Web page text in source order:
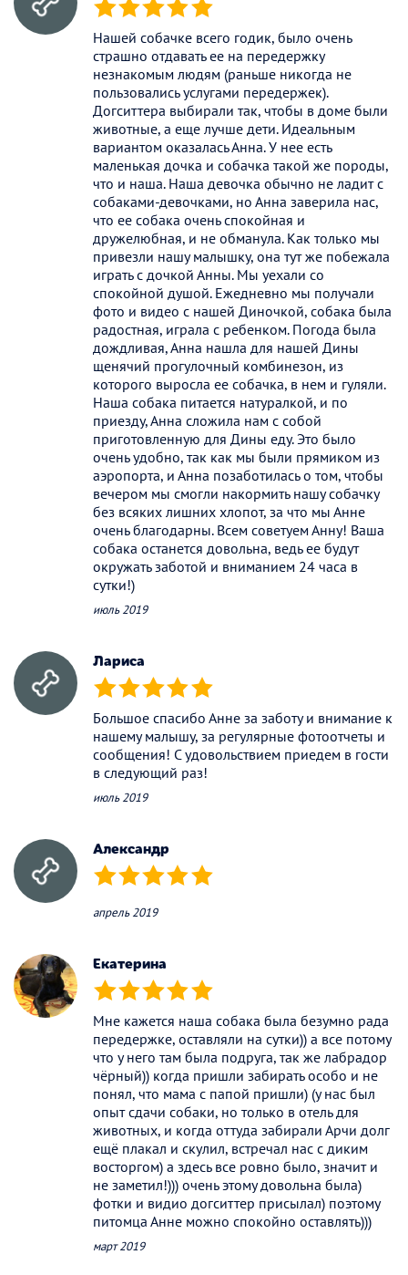
(*) (*) (*) (*) (*)
Нашей собачке всего годик, было очень
страшно отдавать ее на передержку
незнакомым людям (раньше никогда не
пользовались услугами передержек).
Догситтера выбирали так, чтобы в доме были
животные, а еще лучше дети. Идеальным
вариантом оказалась Анна. У нее есть
маленькая дочка и собачка такой же породы,
что и наша. Наша девочка обычно не ладит с
собаками-девочками, но Анна заверила нас,
что ее собака очень спокойная и
дружелюбная, и не обманула. Как только мы
привезли нашу малышку, она тут же побежала
играть с дочкой Анны. Мы уехали со
спокойной душой. Ежедневно мы получали
фото и видео с нашей Диночкой, собака была
радостная, играла с ребенком. Погода была
дождливая, Анна нашла для нашей Дины
щенячий прогулочный комбинезон, из
которого выросла ее собачка, в нем и гуляли.
Наша собака питается натуралкой, и по
приезду, Анна сложила нам с собой
приготовленную для Дины еду. Это было
очень удобно, так как мы были прямиком из
аэропорта, и Анна позаботилась о том, чтобы
вечером мы смогли накормить нашу собачку
без всяких лишних хлопот, за что мы Анне
очень благодарны. Всем советуем Анну! Ваша
собака останется довольна, ведь ее будут
окружать заботой и вниманием 24 часа в
сутки!)
июль 2019
Лариса
(*) (*) (*) (*) (*)
Большое спасибо Анне за заботу и внимание к
нашему малышу, за регулярные фотоотчеты и
сообщения! С удовольствием приедем в гости
в следующий раз!
июль 2019
Александр
(*) (*) (*) (*) (*)
апрель 2019
Екатерина
(*) (*) (*) (*) (*)
Мне кажется наша собака была безумно рада
передержке, оставляли на сутки)) а все потому
что у него там была подруга, так же лабрадор
чёрный)) когда пришли забирать особо и не
понял, что мама с папой пришли) (у нас был
опыт сдачи собаки, но только в отель для
животных, и когда оттуда забирали Арчи долг
ещё плакал и скулил, встречал нас с диким
восторгом) а здесь все ровно было, значит и
не заметил!))) очень этому довольна была)
фотки и видио догситтер присылал) поэтому
питомца Анне можно спокойно оставлять)))
март 2019